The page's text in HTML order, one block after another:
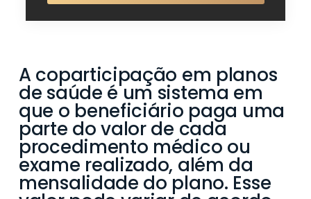
A coparticipação em planos
de saúde é um sistema em
que o beneficiário paga uma
parte do valor de cada
procedimento médico ou
exame realizado, além da
mensalidade do plano. Esse